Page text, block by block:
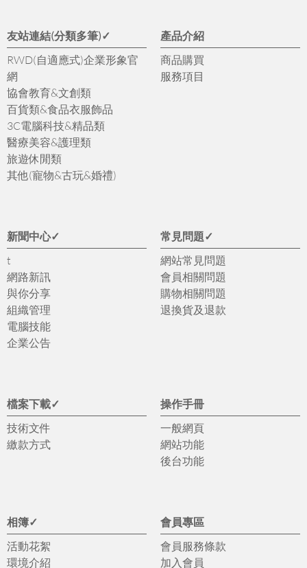
友站連結(分類多筆)✓
RWD(自適應式)企業形象官
網
協會教育&文創類
百貨類&食品衣服飾品
3C電腦科技&精品類
醫療美容&護理類
旅遊休閒類
其他(寵物&古玩&婚禮)
產品介紹
商品購買
服務項目
新聞中心✓
t
網路新訊
與你分享
組織管理
電腦技能
企業公告
常見問題✓
網站常見問題
會員相關問題
購物相關問題
退換貨及退款
檔案下載✓
技術文件
繳款方式
操作手冊
一般網頁
網站功能
後台功能
相簿✓
活動花絮
環境介紹
會員專區
會員服務條款
加入會員